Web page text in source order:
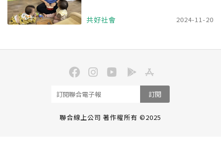
共好社會 2024-11-20
訂閱
聯合線上公司 著作權所有 ©2025